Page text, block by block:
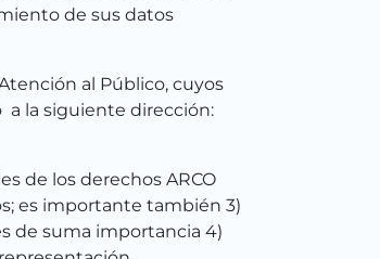
de sus datos
al Público, cuyos
a la siguiente dirección:
de los derechos ARCO
es importante también 3)
de suma importancia 4)